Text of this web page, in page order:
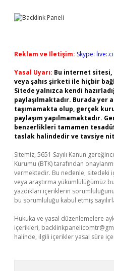
Reklam ve İletişim: Skype:
Yasal Uyarı: Bu internet sitesi,
veya şahıs şirketi ile hiçbir
Sitede yalnızca kendi
paylaşılmaktadır. Burada
taşımamakta olup, gerçek
paylaşım yapılmamaktadır.
benzerlikleri tamamen
taslak halindedir ve tavsiye
Sitemiz, 5651 Sayılı Kanun
Kurumu (BTK) tarafından
vermektedir. Bu nedenle, sitedeki
veya araştırma yükümlülüğümüz
yazdıkları içeriklerin
bu sorumluluğu kabul etmiş
Hukuka ve yasal düzenlemelere
içerikleri,
halinde, ilgili içerikler yasal süre